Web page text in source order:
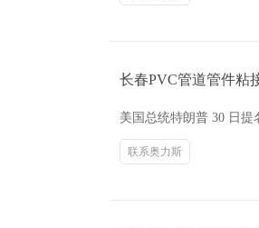
长春PVC管道管件粘
美国总统特朗普 30 日
联系奥力斯